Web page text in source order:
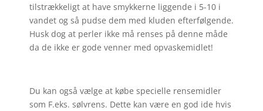
tilstrækkeligt at have smykkerne liggende i 5-10 i
vandet og så pudse dem med kluden efterfølgende.
Husk dog at perler ikke må renses på denne måde
da de ikke er gode venner med opvaskemidlet!
Du kan også vælge at købe specielle rensemidler
som F.eks. sølvrens. Dette kan være en god ide hvis